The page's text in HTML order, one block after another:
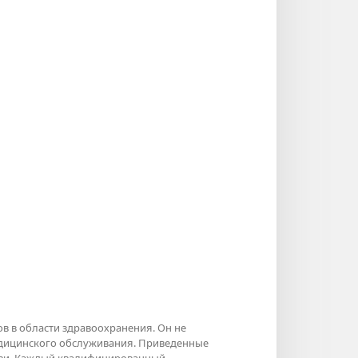
в области здравоохранения. Он не
обслуживания. Приведенные